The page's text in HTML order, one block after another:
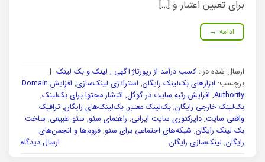
برای تعیین اعتبار و […]
ادامه →
ارسال شده در : کسب درآمد از رپورتاژ آگهی , لینک و بک لینک |
برچسب: ابزارهای بک‌لینک رایگان, استراتژی لینک‌سازی,
افزایش Domain
Authority
, افزایش رتبه سایت در گوگل, انتشار محتوا برای بک‌لینک,
بک‌لینک خارجی رایگان, بک‌لینک معتبر, بک‌لینک‌های رایگان, ترافیک
واقعی سایت, دایرکتوری سایت ایرانی, راهنمای سئو, سئو طبیعی, ساخت
بک لینک رایگان, شبکه‌های اجتماعی برای سئو, فروم‌ها و انجمن‌های
رایگان, لینک‌سازی رایگان ارسال دیدگاه